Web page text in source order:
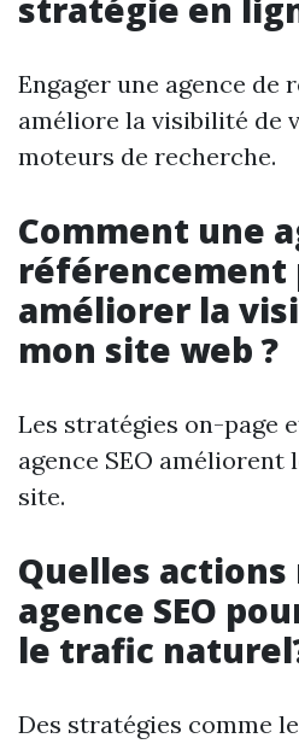
stratégie en
Engager une agence de
améliore la visibilité de
moteurs de recherche.
Comment une
référencement
améliorer la
mon site web ?
Les stratégies on-page
agence SEO améliorent
site.
Quelles actions
agence SEO
le trafic
Des stratégies comme